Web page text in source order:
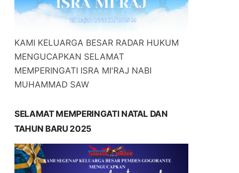
KAMI KELUARGA BESAR RADAR HUKUM
MENGUCAPKAN SELAMAT
MEMPERINGATI ISRA MI'RAJ NABI
MUHAMMAD SAW
SELAMAT MEMPERINGATI NATAL DAN
TAHUN BARU 2025